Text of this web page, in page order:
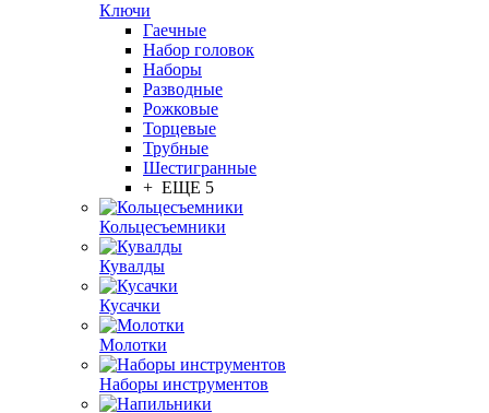
Ключи
Гаечные
Набор головок
Наборы
Разводные
Рожковые
Торцевые
Трубные
Шестигранные
+ ЕЩЕ 5
Кольцесъемники
Кувалды
Кусачки
Молотки
Наборы инструментов